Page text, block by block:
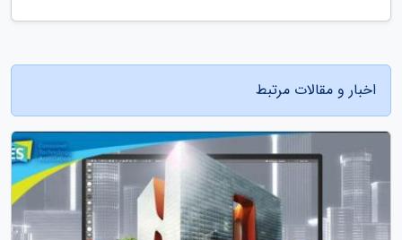
اخبار و مقالات مرتبط